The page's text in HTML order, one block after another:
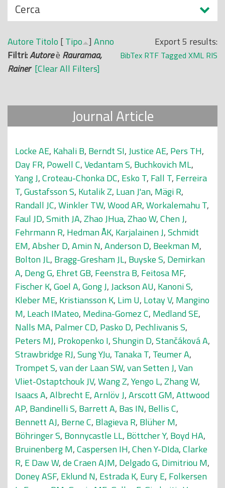
N
a
s
c
o
n
i
Cerca
Export 5 results:
BibTex RTF Tagged XML RIS
Autore Titolo [Tipo ] Anno
Filtri:Autoreè Rauramaa,
Rainer [Clear All Filters]
Journal Article
Locke AE, Kahali B, Berndt SI,Justice AE, Pers TH,
Day FR, Powell C,Vedantam S, Buchkovich ML,
Yang J,Croteau-Chonka DC, Esko T, Fall T, Ferreira
T,Gustafsson S, Kutalik Z, Luan J'an, Mägi R,
Randall JC,Winkler TW,Wood AR,Workalemahu T,
Faul JD,Smith JA,Zhao JHua,Zhao W,Chen J,
Fehrmann R, Hedman ÅK, Karjalainen J,Schmidt
EM,Absher D,Amin N,Anderson D, Beekman M,
Bolton JL, Bragg-Gresham JL, Buyske S, Demirkan
A, Deng G, Ehret GB, Feenstra B, Feitosa MF,
Fischer K,Goel A,Gong J,Jackson AU, Kanoni S,
Kleber ME, Kristiansson K, Lim U, Lotay V, Mangino
M, Leach IMateo, Medina-Gomez C, Medland SE,
Nalls MA, Palmer CD, Pasko D, Pechlivanis S,
Peters MJ, Prokopenko I,Shungin D,Stančáková A,
Strawbridge RJ,Sung YJu, Tanaka T, Teumer A,
Trompet S,van der Laan SW,van Setten J,Van
Vliet-Ostaptchouk JV,Wang Z,Yengo L,Zhang W,
Isaacs A,Albrecht E,Arnlöv J,Arscott GM,Attwood
AP, Bandinelli S, Barrett A, Bas IN, Bellis C,
Bennett AJ, Berne C, Blagieva R, Blüher M,
Böhringer S, Bonnycastle LL, Böttcher Y, Boyd HA,
Bruinenberg M,Caspersen IH,Chen Y-DIda,Clarke
R, E Daw W,de Craen AJM, Delgado G, Dimitriou M,
Doney ASF, Eklund N, Estrada K, Eury E, Folkersen